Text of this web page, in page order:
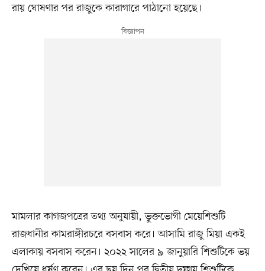
রায় ঘোষণার পর রাজুকে কারাগারে পাঠানো হয়েছে।
মামলার কাগজপত্রের তথ্য অনুযায়ী, ভুক্তভোগী মেয়েশিশুটি
রাজধানীর কামরাঙ্গীরচরে বসবাস করে। আসামি রাজু মিয়া একই
এলাকায় বসবাস করেন। ২০২২ সালের ৯ জানুয়ারি শিশুটিকে ভয়